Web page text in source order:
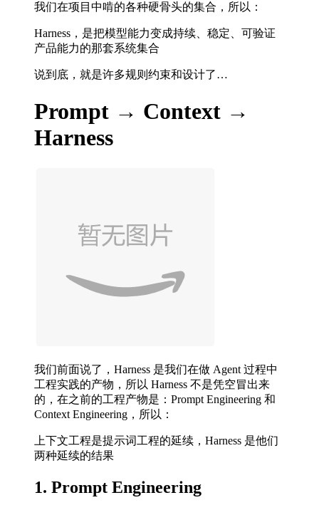
我们在项目中啃的各种硬骨头的集合，所以：
Harness，是把模型能力变成持续、稳定、可验证
产品能力的那套系统集合
说到底，就是许多规则约束和设计了…
Prompt → Context →
Harness
我们前面说了，Harness 是我们在做 Agent 过程中
工程实践的产物，所以 Harness 不是凭空冒出来
的，在之前的工程产物是：Prompt Engineering 和
Context Engineering，所以：
上下文工程是提示词工程的延续，Harness 是他们
两种延续的结果
1. Prompt Engineering